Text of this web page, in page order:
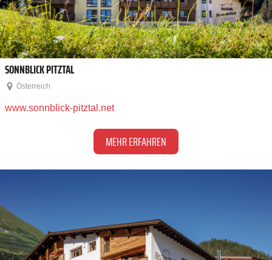
SONNBLICK PITZTAL
Österreich
www.sonnblick-pitztal.net
MEHR ERFAHREN